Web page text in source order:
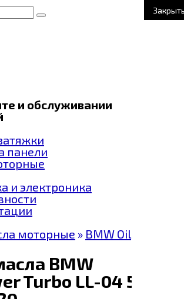
и обслуживании
панели
и электроника
моторные » BMW Oil
BMW
Turbo LL-04 5W-